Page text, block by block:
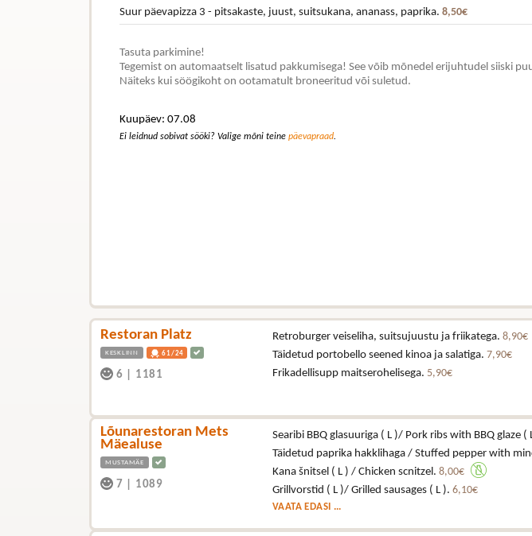
Suur päevapizza 3 - pitsakaste, juust, suitsukana, ananass, paprika. 8,50€
Tasuta parkimine!
Tegemist on automaatselt lisatud pakkumisega! See võib mõnedel erijuhtudel siiski
Näiteks kui söögikoht on ootamatult broneeritud või suletud.
Kuupäev: 07.08
Ei leidnud sobivat sööki? Valige mõni teine päevapraad.
Restoran Platz
KESKLINN 61/24
6 1181
Retroburger veiseliha, suitsujuustu ja friikatega. 8,90€
Täidetud portobello seened kinoa ja salatiga. 7,90€
Frikadellisupp maitserohelisega. 5,90€
Lõunarestoran Mets
Mäealuse
MUSTAMÄE
7 1089
Searibi BBQ glasuuriga ( L )/ Pork ribs with BBQ glaze (
Täidetud paprika hakklihaga / Stuffed pepper with
Kana šnitsel ( L ) / Chicken scnitzel. 8,00€
Grillvorstid ( L )/ Grilled sausages ( L ). 6,10€
VAATA EDASI ...